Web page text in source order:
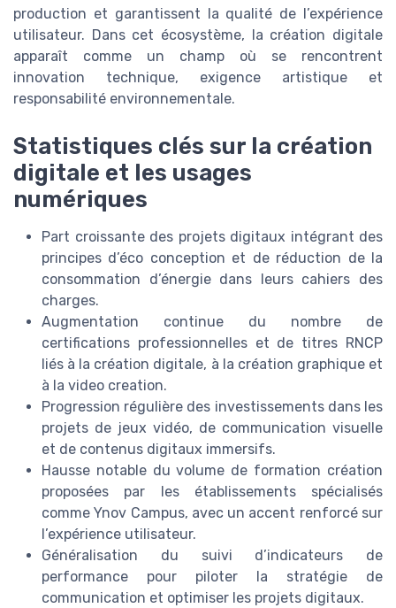
production et garantissent la qualité de l’expérience
utilisateur. Dans cet écosystème, la création digitale
apparaît comme un champ où se rencontrent
innovation technique, exigence artistique et
responsabilité environnementale.
Statistiques clés sur la création
digitale et les usages
numériques
Part croissante des projets digitaux intégrant des
principes d’éco conception et de réduction de la
consommation d’énergie dans leurs cahiers des
charges.
Augmentation continue du nombre de
certifications professionnelles et de titres RNCP
liés à la création digitale, à la création graphique et
à la video creation.
Progression régulière des investissements dans les
projets de jeux vidéo, de communication visuelle
et de contenus digitaux immersifs.
Hausse notable du volume de formation création
proposées par les établissements spécialisés
comme Ynov Campus, avec un accent renforcé sur
l’expérience utilisateur.
Généralisation du suivi d’indicateurs de
performance pour piloter la stratégie de
communication et optimiser les projets digitaux.